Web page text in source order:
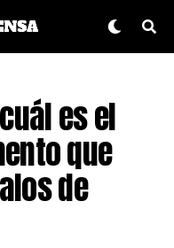
es el
que
de